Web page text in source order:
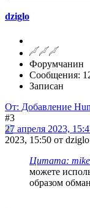
dziglo
Форумчанин
Сообщения:
Записан
От: Добавление
#3
27 апреля 2023,
2023, 15:50 от dziglo
Цитата:
можете
образом